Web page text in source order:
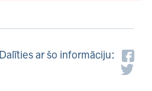
Dalīties ar šo informāciju: